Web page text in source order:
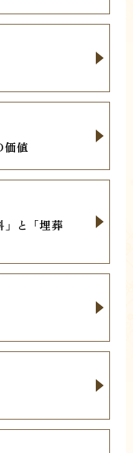
価値
」と「埋葬